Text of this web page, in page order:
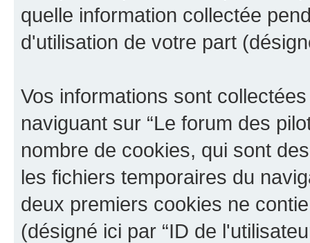
quelle information collectée
d'utilisation de votre part
Vos informations sont
naviguant sur “Le forum des
nombre de cookies, qui sont
les fichiers temporaires du
deux premiers cookies ne
(désigné ici par “ID de